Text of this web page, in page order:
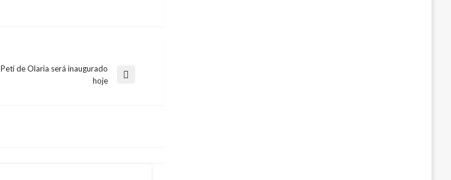
Peti de Olaria será inaugurado
hoje